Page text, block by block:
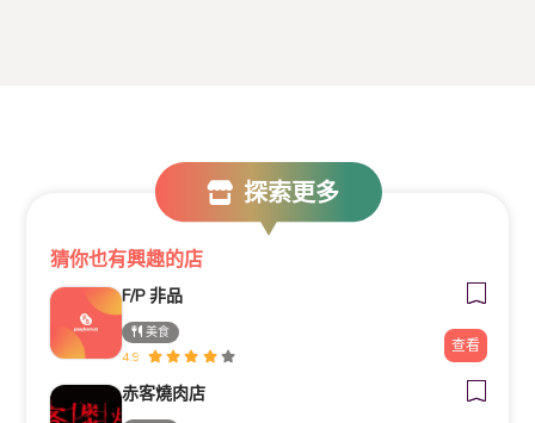
探索更多
猜你也有興趣的店
F/P 非品
美食
4.9
查看
赤客燒肉店